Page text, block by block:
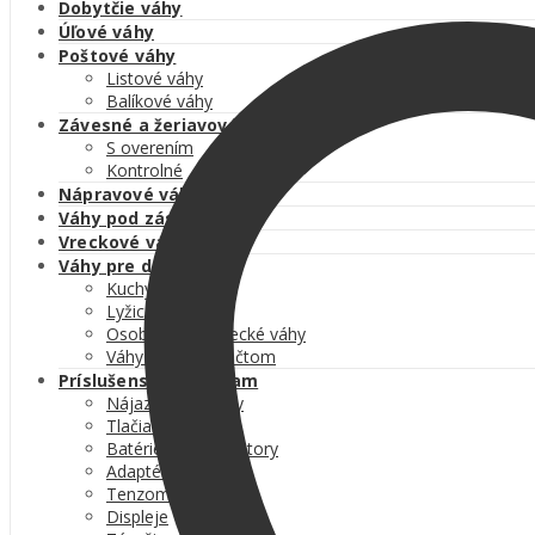
Dobytčie váhy
Úľové váhy
Poštové váhy
Listové váhy
Balíkové váhy
Závesné a žeriavové váhy
S overením
Kontrolné
Nápravové váhy
Váhy pod zásobníky
Vreckové váhy
Váhy pre domácnosť
Kuchynské váhy
Lyžicové váhy
Osobné a kojenecké váhy
Váhy s BMI výpočtom
Príslušenstvo k váham
Nájazdové rampy
Tlačiarne etikiet
Batérie a akumulátory
Adaptéry a káble
Tenzometre
Displeje